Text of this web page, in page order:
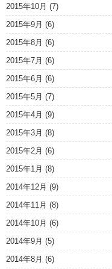
2015年10月 (7)
2015年9月 (6)
2015年8月 (6)
2015年7月 (6)
2015年6月 (6)
2015年5月 (7)
2015年4月 (9)
2015年3月 (8)
2015年2月 (6)
2015年1月 (8)
2014年12月 (9)
2014年11月 (8)
2014年10月 (6)
2014年9月 (5)
2014年8月 (6)